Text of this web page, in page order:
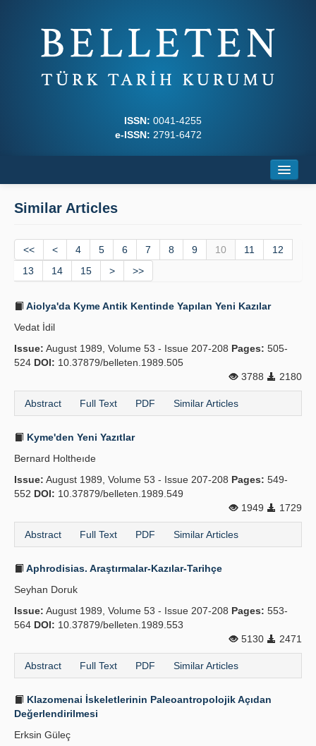
ISSN: 0041-4255
e-ISSN: 2791-6472
Journal Boards
Writing Rules
Principles
Publication Policies
Guidelines
Contact Us
Similar Articles
<< < 4 5 6 7 8 9 10 11
12
13
14 15 > >>
Aiolya'da Kyme Antik Kentinde Yapılan Yeni Kazılar
Vedat İdil
Issue: August 1989, Volume 53 - Issue 207-208 Pages: 505-
524 DOI: 10.37879/belleten.1989.505
3788
2180
Abstract Full Text PDF Similar Articles
Kyme'den Yeni Yazıtlar
Bernard Holtheıde
Issue: August 1989, Volume 53 - Issue 207-208 Pages: 549-
552 DOI: 10.37879/belleten.1989.549
1949
1729
Abstract Full Text PDF Similar Articles
Aphrodisias. Araştırmalar-Kazılar-Tarihçe
Seyhan Doruk
Issue: August 1989, Volume 53 - Issue 207-208 Pages: 553-
564 DOI: 10.37879/belleten.1989.553
5130
2471
Abstract Full Text PDF Similar Articles
Klazomenai İskeletlerinin Paleoantropolojik Açıdan
Değerlendirilmesi
Erksin Güleç